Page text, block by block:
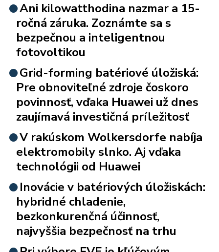
Ani kilowatthodina nazmar a 15-
ročná záruka. Zoznámte sa s
bezpečnou a inteligentnou
fotovoltikou
Grid-forming batériové úložiská:
Pre obnoviteľné zdroje čoskoro
povinnosť, vďaka Huawei už dnes
zaujímavá investičná príležitosť
V rakúskom Wolkersdorfe nabíja
elektromobily slnko. Aj vďaka
technológii od Huawei
Inovácie v batériových úložiskách:
hybridné chladenie,
bezkonkurenčná účinnosť,
najvyššia bezpečnosť na trhu